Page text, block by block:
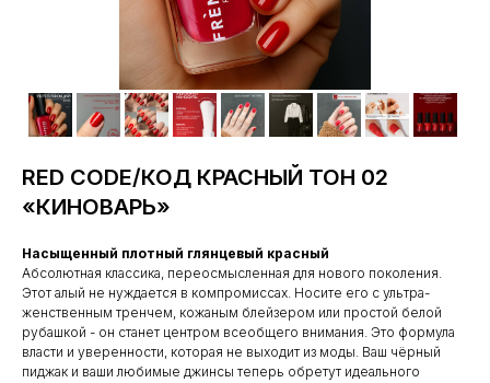
RED CODE/КОД КРАСНЫЙ ТОН 02
«КИНОВАРЬ»
Насыщенный плотный глянцевый красный
Абсолютная классика, переосмысленная для нового поколения.
Этот алый не нуждается в компромиссах. Носите его с ультра-
женственным тренчем, кожаным блейзером или простой белой
рубашкой - он станет центром всеобщего внимания. Это формула
власти и уверенности, которая не выходит из моды. Ваш чёрный
пиджак и ваши любимые джинсы теперь обретут идеального